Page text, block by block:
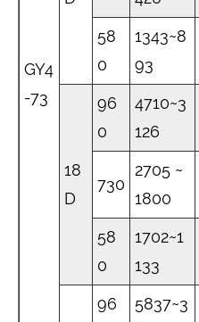
GY4
-73
58
0
1343~8
93
18
D
96
0
4710~3
126
730
2705 ​​~
1800
58
0
1702~1
133
96
5837~3